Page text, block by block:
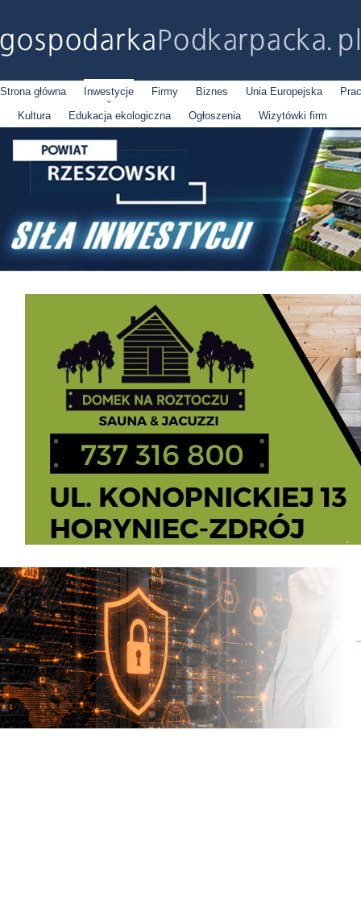
Strona główna Inwestycje Firmy Biznes Unia Europejska
Kultura
Edukacja ekologiczna Ogłoszenia Wizytówki firm